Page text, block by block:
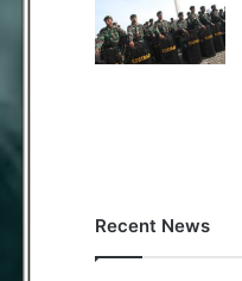
Recent News